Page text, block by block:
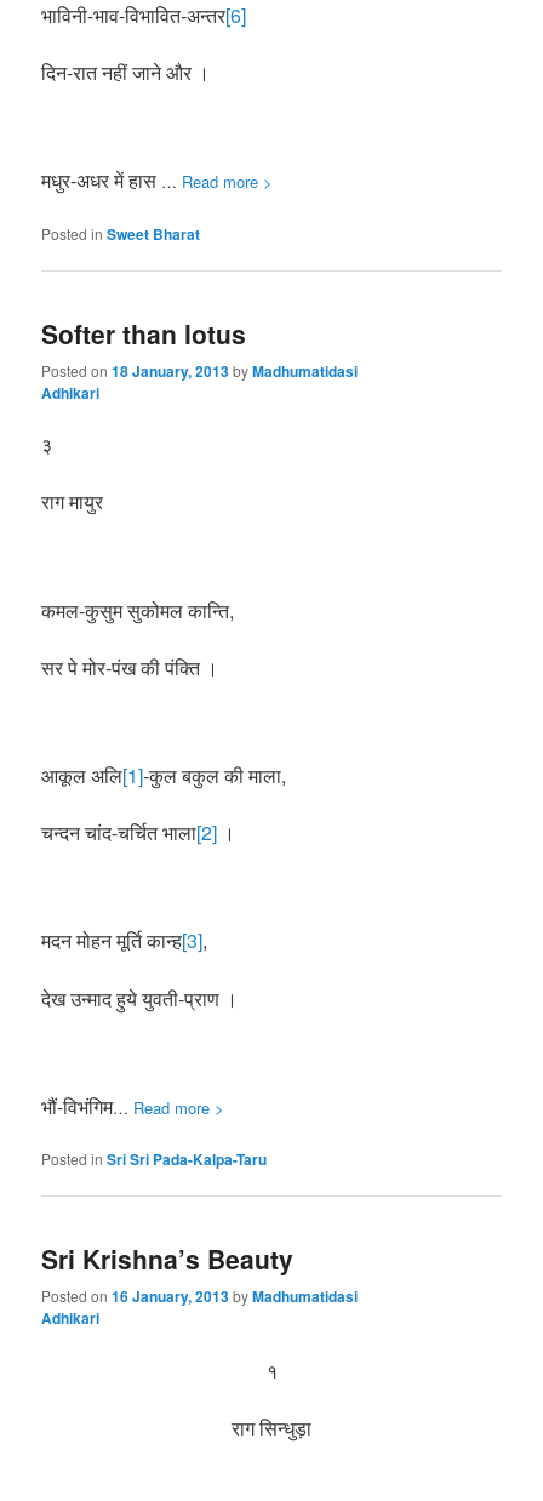
भाविनी-भाव-विभावित-अन्तर[6]
दिन-रात नहीं जाने और ।
मधुर-अधर में हास … Read more >
Posted in Sweet Bharat
Softer than lotus
Posted on18 January, 2013byMadhumatidasi
Adhikari
३
राग मायुर
कमल-कुसुम सुकोमल कान्ति,
सर पे मोर-पंख की पंक्ति ।
आकूल अलि[1]-कुल बकुल की माला,
चन्दन चांद-चर्चित भाला[2] ।
मदन मोहन मूर्ति कान्ह[3],
देख उन्माद हुये युवती-प्राण ।
भौं-विभंगिम… Read more >
Posted in Sri Sri Pada-Kalpa-Taru
Sri Krishna’s Beauty
Posted on16 January, 2013byMadhumatidasi
Adhikari
१
राग सिन्धुड़ा